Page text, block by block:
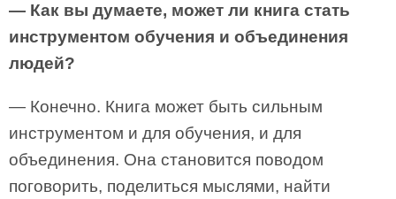
— Как вы думаете, может ли книга стать
инструментом обучения и объединения
людей?
— Конечно. Книга может быть сильным
инструментом и для обучения, и для
объединения. Она становится поводом
поговорить, поделиться мыслями, найти